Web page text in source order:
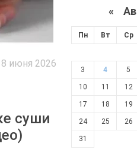
июня 2026
суши
«
Пн Вт Ср
3 4 5
10 11 12
17 18 19
24 25 26
31